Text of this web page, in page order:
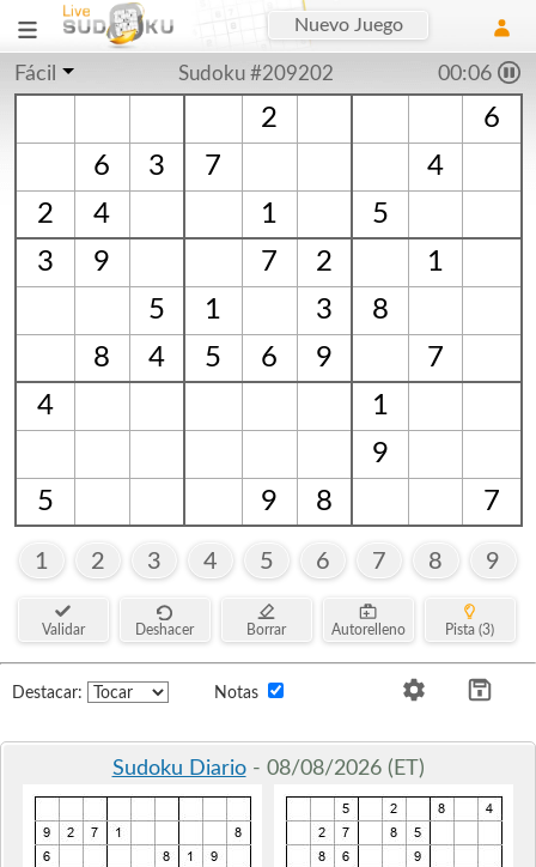
Nuevo Juego
Fácil Sudoku #209202 00:06
2
6
6
3 7
4
2
4 1
5
3
9 7 2
1
5
1 3
8
8
4 5 6 9
7
4
1
9
5
9 8 7
1 2 3 4 5 6 7 8 9
Validar Deshacer Borrar Autorelleno Pista (3)
Destacar: Notas
Sudoku Diario- 08/08/2026 (ET)